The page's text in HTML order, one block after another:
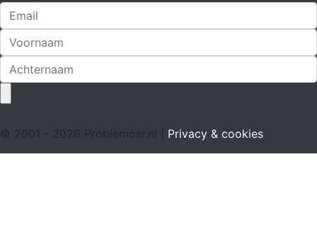
© 2001 - 2026 Problemcar.nl | Privacy & cookies